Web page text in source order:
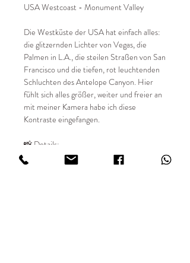
USA Westcoast - Monument Valley
Die Westküste der USA hat einfach alles:
die glitzernden Lichter von Vegas, die
Palmen in L.A., die steilen Straßen von San
Francisco und die tiefen, rot leuchtenden
Schluchten des Antelope Canyon. Hier
fühlt sich alles größer, weiter und freier an
mit meiner Kamera habe ich diese
Kontraste eingefangen.
📸 Details:
✔ Entstehungsjahr 2024
✔ limitierte Auflage von 49 Stück